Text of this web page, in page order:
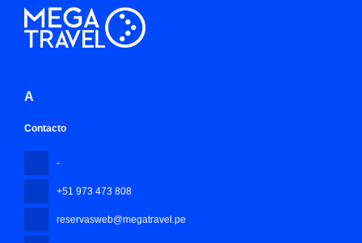
A
Contacto
-
+51 973 473 808
reservasweb@megatravel.pe